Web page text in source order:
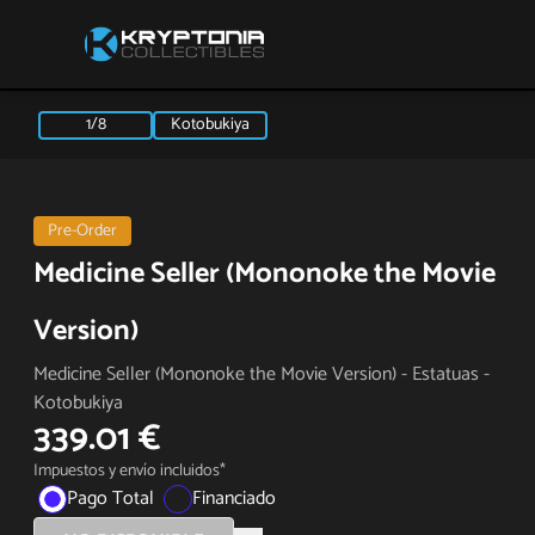
1/8 Kotobukiya
Pre-Order
Medicine Seller (Mononoke the Movie
Version)
Medicine Seller (Mononoke the Movie Version) - Estatuas -
Kotobukiya
339.01 €
Impuestos y envío incluidos*
Pago Total
Financiado